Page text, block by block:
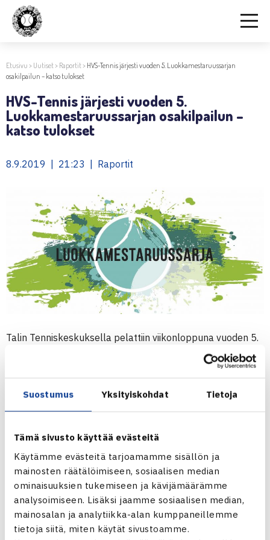
Suostumus Yksityiskohdat Tietoja
Tämä sivusto käyttää evästeitä
Käytämme evästeitä tarjoamamme sisällön ja
mainosten räätälöimiseen, sosiaalisen median
ominaisuuksien tukemiseen ja kävijämäärämme
analysoimiseen. Lisäksi jaamme sosiaalisen median,
mainosalan ja analytiikka-alan kumppaneillemme
tietoja siitä, miten käytät sivustoamme.
Etusivu > Uutiset> Raportit> HVS-Tennis järjesti vuoden 5. Luokkamestaruussarjan
osakilpailun – katso tulokset
HVS-Tennis järjesti vuoden 5.
Luokkamestaruussarjan osakilpailun –
katso tulokset
8.9.2019 | 21:23 | Raportit
Talin Tenniskeskuksella pelattiin viikonloppuna vuoden 5.
Luokkamestaruussarjan osakilpailu HVS-Tenniksen
isännöimänä. Mukana oli peräti 225 pelaajaa B-E -
luokkien kaksinpeleissä ja nelinpeleissä 52 paria.
Sarjan kokonaispistetilanteetpäivittyvät sivustollemme
tiistaina 10.9.
6. Luokkamestaruussarjan osakilpailut 25.-27.10.
B-luokat: HyTS (Hyvinkää)
C-luokat: V-P (Vantaa)